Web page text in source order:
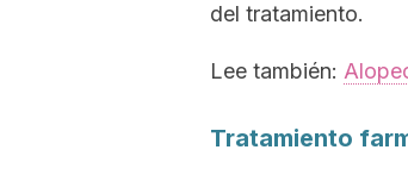
del tratamiento.
Lee también:
Tratamiento